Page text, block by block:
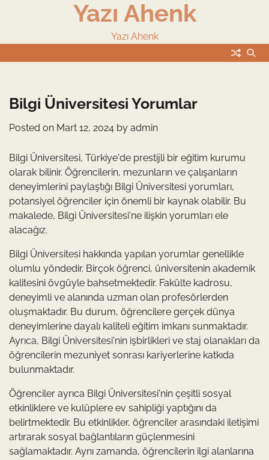
Yazı Ahenk
Yazı Ahenk
Bilgi Üniversitesi Yorumlar
Posted on Mart 12, 2024 by admin
Bilgi Üniversitesi, Türkiye'de prestijli bir eğitim kurumu
olarak bilinir. Öğrencilerin, mezunların ve çalışanların
deneyimlerini paylaştığı Bilgi Üniversitesi yorumları,
potansiyel öğrenciler için önemli bir kaynak olabilir. Bu
makalede, Bilgi Üniversitesi'ne ilişkin yorumları ele
alacağız.
Bilgi Üniversitesi hakkında yapılan yorumlar genellikle
olumlu yöndedir. Birçok öğrenci, üniversitenin akademik
kalitesini övgüyle bahsetmektedir. Fakülte kadrosu,
deneyimli ve alanında uzman olan profesörlerden
oluşmaktadır. Bu durum, öğrencilere gerçek dünya
deneyimlerine dayalı kaliteli eğitim imkanı sunmaktadır.
Ayrıca, Bilgi Üniversitesi'nin işbirlikleri ve staj olanakları da
öğrencilerin mezuniyet sonrası kariyerlerine katkıda
bulunmaktadır.
Öğrenciler ayrıca Bilgi Üniversitesi'nin çeşitli sosyal
etkinliklere ve kulüplere ev sahipliği yaptığını da
belirtmektedir. Bu etkinlikler, öğrenciler arasındaki iletişimi
artırarak sosyal bağlantıların güçlenmesini
sağlamaktadır. Aynı zamanda, öğrencilerin ilgi alanlarına